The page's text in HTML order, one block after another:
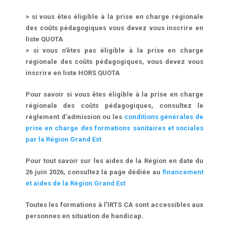
> si vous êtes éligible à la prise en charge régionale
des coûts pédagogiques vous devez vous inscrire en
liste QUOTA
> si vous n’êtes pas éligible à la prise en charge
régionale des coûts pédagogiques, vous devez vous
inscrire en liste HORS QUOTA
Pour savoir si vous êtes éligible à la prise en charge
régionale des coûts pédagogiques, consultez le
règlement d’admission ou les conditions générales de
prise en charge des formations sanitaires et sociales
par la Région Grand Est
Pour tout savoir sur les aides de la Région en date du
26 juin 2026, consultez la page dédiée aufinancement
et aides de la Région Grand Est
Toutes les formations à l’IRTS CA sont accessibles aux
personnes en situation de handicap.